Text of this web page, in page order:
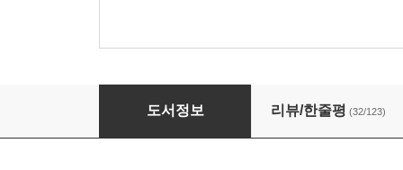
바람의 만리 여명의 하늘 상
도서정보 리뷰/한줄평 (32/123)